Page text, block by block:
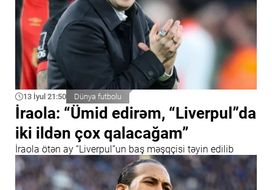
13 İyul 21:50 Dünya futbolu
İraola: “Ümid edirəm, “Liverpul”da
iki ildən çox qalacağam”
İraola ötən ay “Liverpul”un baş məşqçisi təyin edilib